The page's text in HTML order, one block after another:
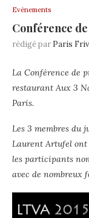
Evènements
Conférence
rédigé par Paris
La Conférence de
restaurant Aux 3
Paris.
Les 3 membres du
Laurent Artufel ont
les participants
avec de nombreux